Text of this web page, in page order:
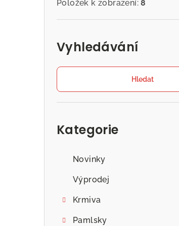
Položek k zobrazení:8
Vyhledávání
Hledat
Kategorie
Novinky
Výprodej
Krmiva
Pamlsky